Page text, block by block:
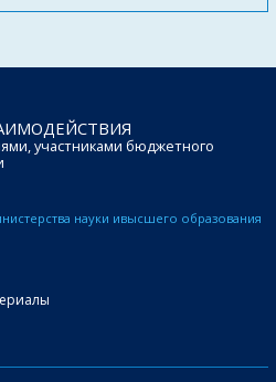
участниками бюджетного
науки ивысшего образования